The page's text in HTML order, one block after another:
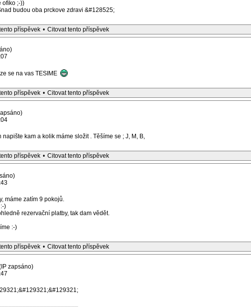
ofiko ;-))
budou oba prckove zdravi &#128525;
příspěvek • Citovat tento příspěvek
se na vas TESIME
příspěvek • Citovat tento příspěvek
napište kam a kolik máme složit . Těšíme se ; J, M, B,
příspěvek • Citovat tento příspěvek
máme zatím 9 pokojů.
)
rezervační platby, tak dam vědět.
:-)
příspěvek • Citovat tento příspěvek
zapsáno)